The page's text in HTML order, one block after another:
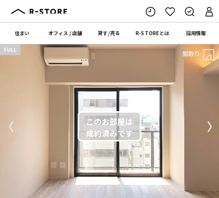
住まい オフィス /店舗 貸す/売る R-STOREとは 採用情報
〈 〉
FULL 間取り